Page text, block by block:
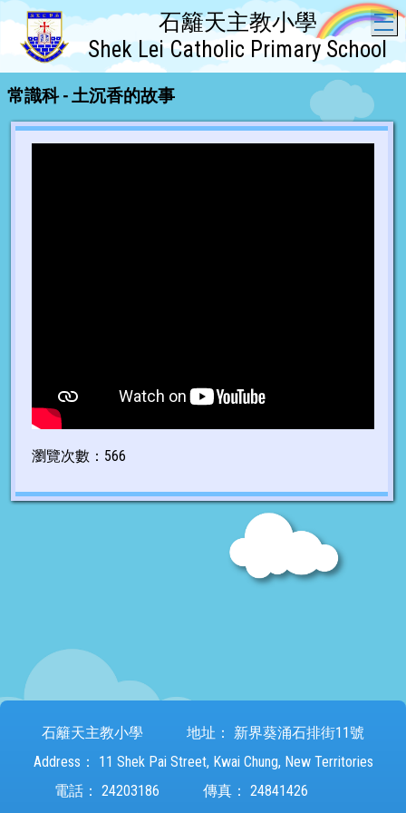
石籬天主教小學
Shek Lei Catholic Primary School
常識科 - 土沉香的故事
瀏覽次數：566
石籬天主教小學 地址：
新界葵涌石排街11號
Address：
11 Shek Pai Street, Kwai Chung, New Territories
電話： 24203186 傳真： 24841426